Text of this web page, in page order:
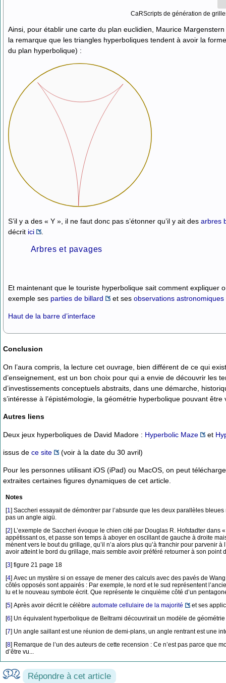
CaRScripts de génération de
Ainsi, pour établir une carte du plan euclidien, Maurice
la remarque que les triangles hyperboliques tendent à avoir la
du plan hyperbolique) :
S’il y a des « Y », il ne faut donc pas s’étonner qu’il y ait des arbres
décrit ici .
Arbres et pavages
Et maintenant que le touriste hyperbolique sait comment expliquer
exemple ses parties de billard et ses observations astronomiques
Haut de la barre d’interface
Conclusion
On l’aura compris, la lecture cet ouvrage, bien différent de ce qui
d’enseignement, est un bon choix pour qui a envie de découvrir les
d’investissements conceptuels abstraits, dans une démarche,
s’intéresse à l’épistémologie, la géométrie hyperbolique pouvant
Autres liens
Deux jeux hyperboliques de David Madore : Hyperbolic Maze et
issus de ce site (voir à la date du 30 avril)
Pour les personnes utilisant iOS (iPad) ou MacOS, on peut
extraites certaines figures dynamiques de cet article.
Notes
[1 ] Saccheri essayait de démontrer par l’absurde que les deux parallèles
pas un angle aigü.
[2] L’exemple de Saccheri évoque le chien cité par Douglas R. Hofstadter dans
appétissant os, et passe son temps à aboyer en oscillant de gauche à droite
mènent vers le bout du grillage, qu’il n’a alors plus qu’à franchir pour parvenir
avoir atteint le bord du grillage, mais semble avoir préféré retourner à son point
[3] figure 21 page 18
[4] Avec un mystère si on essaye de mener des calculs avec des pavés de
côtés opposés sont appairés : Par exemple, le nord et le sud représentent
lu et le nouveau symbole écrit. Que représente le cinquième côté d’un
[5] Après avoir décrit le célèbre automate cellulaire de la majorité
et ses
[6] Un équivalent hyperbolique de Beltrami découvrirait un modèle de
[7] Un angle saillant est une réunion de demi-plans, un angle rentrant est une
[8] Remarque de l’un des auteurs de cette recension : Ce n’est pas parce que
d’être vu...
Répondre à cet article